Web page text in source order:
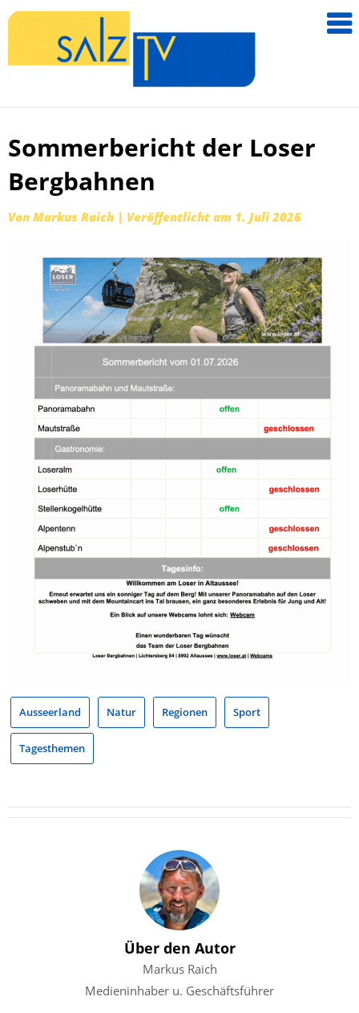
salzTV –
Zum
springen
Sommerbericht der Loser
Bergbahnen
Von Markus Raich | Veröffentlicht am 1. Juli 2026
Ausseerland Natur Regionen Sport
Tagesthemen
Über den Autor
Markus Raich
Medieninhaber u. Geschäftsführer